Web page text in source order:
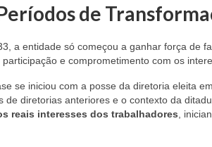
de
a entidade só começou a ganhar força de
e comprometimento com os
se iniciou com a posse da diretoria eleita
de diretorias anteriores e o contexto da
reais interesses dos trabalhadores ,